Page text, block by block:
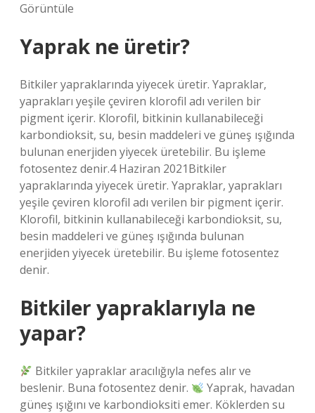
Görüntüle
Yaprak ne üretir?
Bitkiler yapraklarında yiyecek üretir. Yapraklar,
yaprakları yeşile çeviren klorofil adı verilen bir
pigment içerir. Klorofil, bitkinin kullanabileceği
karbondioksit, su, besin maddeleri ve güneş ışığında
bulunan enerjiden yiyecek üretebilir. Bu işleme
fotosentez denir.4 Haziran 2021Bitkiler
yapraklarında yiyecek üretir. Yapraklar, yaprakları
yeşile çeviren klorofil adı verilen bir pigment içerir.
Klorofil, bitkinin kullanabileceği karbondioksit, su,
besin maddeleri ve güneş ışığında bulunan
enerjiden yiyecek üretebilir. Bu işleme fotosentez
denir.
Bitkiler yapraklarıyla ne
yapar?
Bitkiler yapraklar aracılığıyla nefes alır ve
beslenir. Buna fotosentez denir.
Yaprak, havadan
güneş ışığını ve karbondioksiti emer. Köklerden su